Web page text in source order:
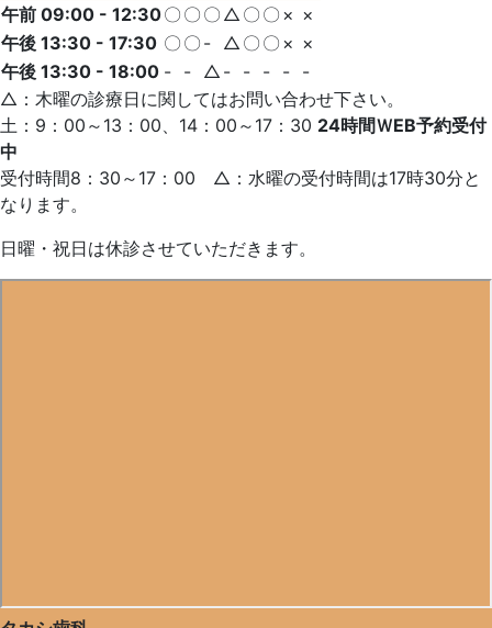
午前 09:00 - 12:30〇 〇 〇 △ 〇 〇 × ×
午後 13:30 - 17:30 〇 〇 - △ 〇 〇 × ×
午後 13:30 - 18:00 - - △ - - - - -
△：木曜の診療日に関してはお問い合わせ下さい。
土：9：00～13：00、14：00～17：30 24時間ＷEB予約受付
中
受付時間8：30～17：00 △：水曜の受付時間は17時30分と
なります。
日曜・祝日は休診させていただきます。